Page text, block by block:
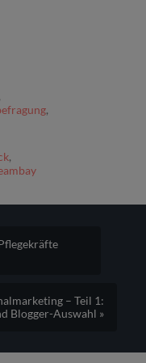
,
,
– Teil 1:
Blogger-Auswahl »